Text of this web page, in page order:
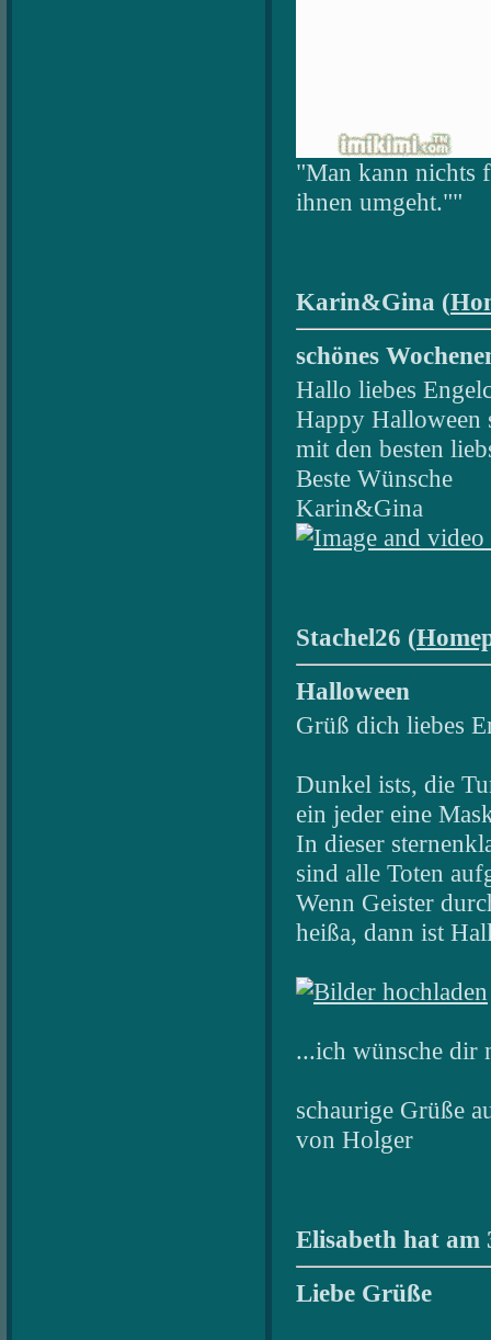
"Man kann nichts
ihnen umgeht.""
Karin&Gina (
schönes
Hallo liebes
Happy Halloween
mit den besten
Beste Wünsche
Karin&Gina
Stachel26 (
Halloween
Grüß dich liebes
Dunkel ists, die
ein jeder eine
In dieser
sind alle Toten
Wenn Geister
heißa, dann ist
...ich wünsche dir
schaurige Grüße
von Holger
Elisabeth hat am
Liebe Grüße